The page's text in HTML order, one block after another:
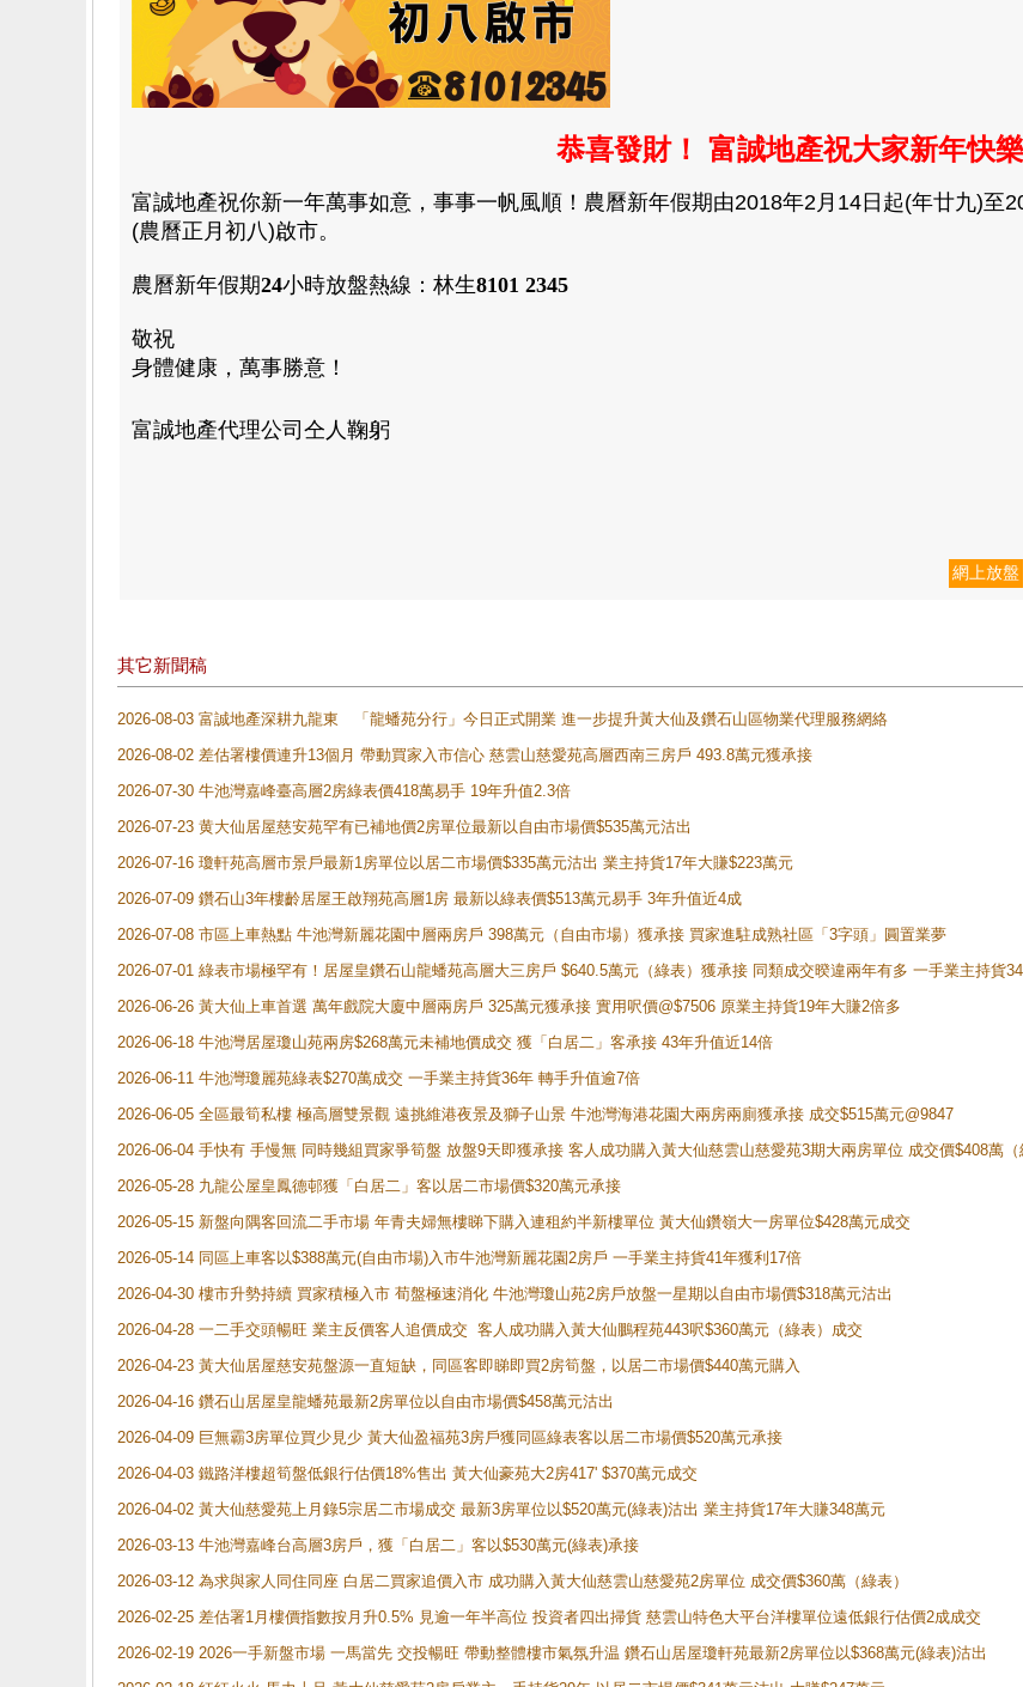
恭喜發財！ 富誠地產祝大家新年快樂
富誠地產祝你新一年萬事如意，事事一帆風順！農曆新年假期由2018年2月14日起(年廿九)至
(農曆正月初八)啟市。
農曆新年假期24小時放盤熱線：林生8101 2345
敬祝
身體健康，萬事勝意！
富誠地產代理公司仝人鞠躬
網上放盤
其它新聞稿
2026-08-03 富誠地產深耕九龍東 「龍蟠苑分行」今日正式開業 進一步提升黃大仙及鑽石山區物業代理服務網絡
2026-08-02 差估署樓價連升13個月 帶動買家入市信心 慈雲山慈愛苑高層西南三房戶 493.8萬元獲承接
2026-07-30 牛池灣嘉峰臺高層2房綠表價418萬易手 19年升值2.3倍
2026-07-23 黄大仙居屋慈安苑罕有已補地價2房單位最新以自由市場價$535萬元沽出
2026-07-16 瓊軒苑高層市景戶最新1房單位以居二市場價$335萬元沽出 業主持貨17年大賺$223萬元
2026-07-09 鑽石山3年樓齡居屋王啟翔苑高層1房 最新以綠表價$513萬元易手 3年升值近4成
2026-07-08 市區上車熱點 牛池灣新麗花園中層兩房戶 398萬元（自由市場）獲承接 買家進駐成熟社區「3字頭」圓置業夢
2026-07-01 綠表市場極罕有！居屋皇鑽石山龍蟠苑高層大三房戶 $640.5萬元（綠表）獲承接 同類成交暌違兩年有多 一手業主持貨
2026-06-26 黃大仙上車首選 萬年戲院大廈中層兩房戶 325萬元獲承接 實用呎價@$7506 原業主持貨19年大賺2倍多
2026-06-18 牛池灣居屋瓊山苑兩房$268萬元未補地價成交 獲「白居二」客承接 43年升值近14倍
2026-06-11 牛池灣瓊麗苑綠表$270萬成交 一手業主持貨36年 轉手升值逾7倍
2026-06-05 全區最筍私樓 極高層雙景觀 遠挑維港夜景及獅子山景 牛池灣海港花園大兩房兩廁獲承接 成交$515萬元@9847
2026-06-04 手快有 手慢無 同時幾組買家爭筍盤 放盤9天即獲承接 客人成功購入黃大仙慈雲山慈愛苑3期大兩房單位 成交價$408萬（
2026-05-28 九龍公屋皇鳳德邨獲「白居二」客以居二市場價$320萬元承接
2026-05-15 新盤向隅客回流二手市場 年青夫婦無樓睇下購入連租約半新樓單位 黃大仙鑽嶺大一房單位$428萬元成交
2026-05-14 同區上車客以$388萬元(自由市場)入市牛池灣新麗花園2房戶 一手業主持貨41年獲利17倍
2026-04-30 樓市升勢持續 買家積極入市 荀盤極速消化 牛池灣瓊山苑2房戶放盤一星期以自由市場價$318萬元沽出
2026-04-28 一二手交頭暢旺 業主反價客人追價成交 客人成功購入黃大仙鵬程苑443呎$360萬元（綠表）成交
2026-04-23 黃大仙居屋慈安苑盤源一直短缺，同區客即睇即買2房筍盤，以居二市場價$440萬元購入
2026-04-16 鑽石山居屋皇龍蟠苑最新2房單位以自由市場價$458萬元沽出
2026-04-09 巨無霸3房單位買少見少 黃大仙盈福苑3房戶獲同區綠表客以居二市場價$520萬元承接
2026-04-03 鐵路洋樓超筍盤低銀行估價18%售出 黃大仙豪苑大2房417' $370萬元成交
2026-04-02 黃大仙慈愛苑上月錄5宗居二市場成交 最新3房單位以$520萬元(綠表)沽出 業主持貨17年大賺348萬元
2026-03-13 牛池灣嘉峰台高層3房戶，獲「白居二」客以$530萬元(綠表)承接
2026-03-12 為求與家人同住同座 白居二買家追價入市 成功購入黃大仙慈雲山慈愛苑2房單位 成交價$360萬（綠表）
2026-02-25 差估署1月樓價指數按月升0.5% 見逾一年半高位 投資者四出掃貨 慈雲山特色大平台洋樓單位遠低銀行估價2成成交
2026-02-19 2026一手新盤市場 一馬當先 交投暢旺 帶動整體樓市氣氛升温 鑽石山居屋瓊軒苑最新2房單位以$368萬元(綠表)沽出